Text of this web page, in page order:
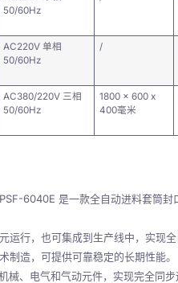
50/60Hz
AC220V 单相
50/60Hz
/
AC380/220V 三相
50/60Hz
1800 x 600 x
400毫米
6040E 是一款全自动进料套筒封
运行，也可集成到生产线中，实现
制造，可提供可靠稳定的长期性能。
械、电气和气动元件，实现完全同步